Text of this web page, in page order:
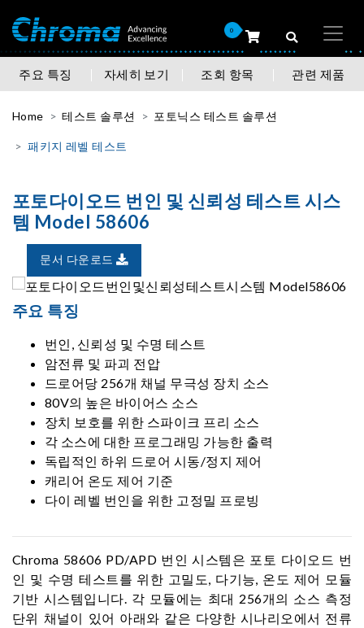
0
주요 특징 자세히 보기 조회 항목 관련 제품
Home 테스트 솔루션 포토닉스 테스트 솔루션
패키지 레벨 테스트
포토다이오드 번인 및 신뢰성 테스트 시스
템 Model 58606
문서 다운로드
주요 특징
번인, 신뢰성 및 수명 테스트
암전류 및 파괴 전압
드로어당 256개 채널 무극성 장치 소스
80V의 높은 바이어스 소스
장치 보호를 위한 스파이크 프리 소스
각 소스에 대한 프로그래밍 가능한 출력
독립적인 하위 드로어 시동/정지 제어
캐리어 온도 제어 기준
다이 레벨 번인을 위한 고정밀 프로빙
Chroma 58606 PD/APD 번인 시스템은 포토 다이오드 번
인 및 수명 테스트를 위한 고밀도, 다기능, 온도 제어 모듈
기반 시스템입니다. 각 모듈에는 최대 256개의 소스 측정
단위 채널이 있어 아래와 같은 다양한 시나리오에서 전류